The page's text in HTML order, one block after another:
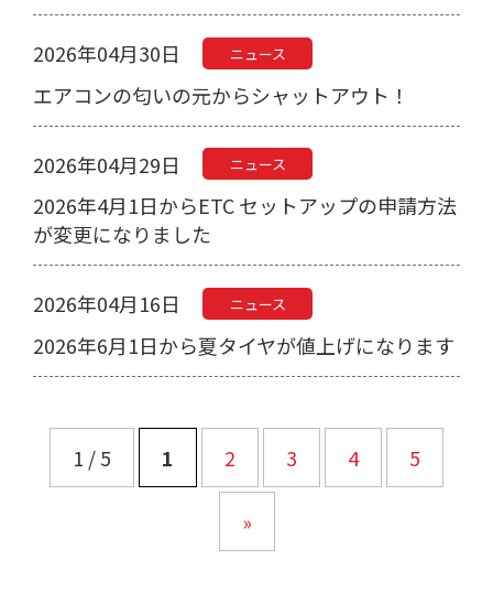
2026年04月30日 ニュース
エアコンの匂いの元からシャットアウト！
2026年04月29日 ニュース
2026年4月1日からETC セットアップの申請方法
が変更になりました
2026年04月16日 ニュース
2026年6月1日から夏タイヤが値上げになります
1 / 5 1 2 3 4 5
»